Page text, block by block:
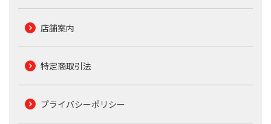
店舗案内
特定商取引法
プライバシーポリシー